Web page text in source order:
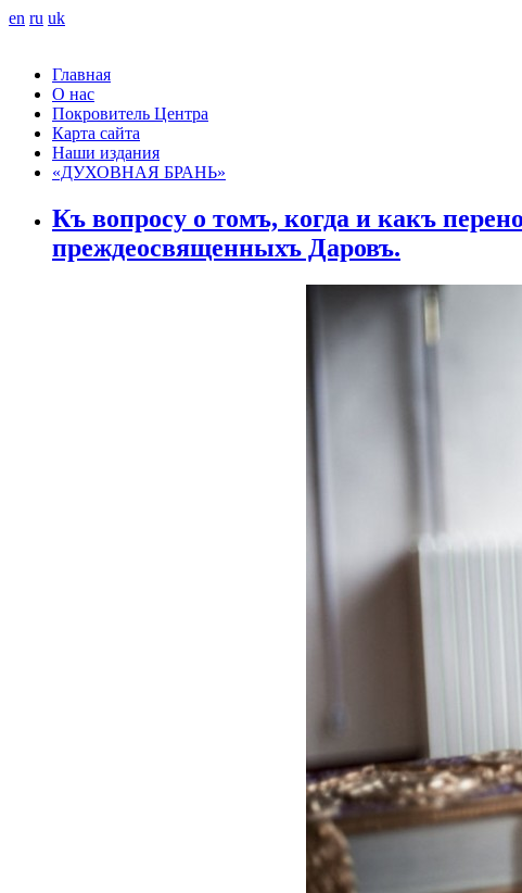
en ru uk
Главная
О нас
Покровитель Центра
Карта сайта
Наши издания
«ДУХОВНАЯ БРАНЬ»
Къ вопросу о томъ, когда и какъ
преждеосвященныхъ Даровъ.